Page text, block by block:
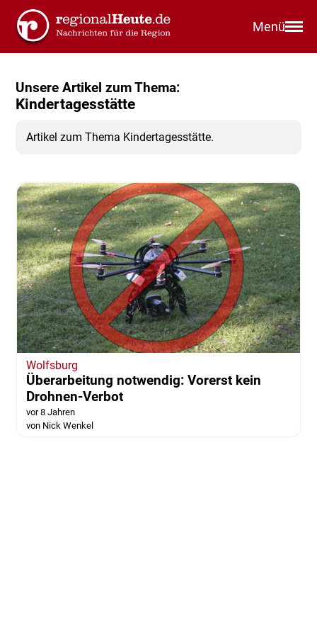
Menü
Unsere Artikel zum Thema:
Kindertagesstätte
Artikel zum Thema Kindertagesstätte.
Wolfsburg
Überarbeitung notwendig: Vorerst kein
Drohnen-Verbot
vor 8 Jahren
von Nick Wenkel